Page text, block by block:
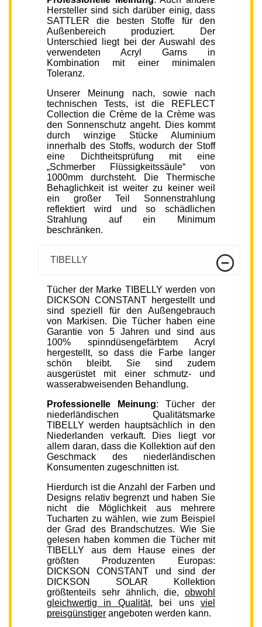
Hersteller sind sich darüber einig, dass
SATTLER die besten Stoffe für den
Außenbereich produziert. Der
Unterschied liegt bei der Auswahl des
verwendeten Acryl Garns in
Kombination mit einer minimalen
Toleranz.
Unserer Meinung nach, sowie nach
technischen Tests, ist die REFLECT
Collection die Crème de la Crème was
den Sonnenschutz angeht. Dies kommt
durch winzige Stücke Aluminium
innerhalb des Stoffs, wodurch der Stoff
eine Dichtheitsprüfung mit eine
„Schmerber Flüssigkeitssäule“ von
1000mm durchsteht. Die Thermische
Behaglichkeit ist weiter zu keiner weil
ein großer Teil Sonnenstrahlung
reflektiert wird und so schädlichen
Strahlung auf ein Minimum
beschränken.
TIBELLY
Tücher der Marke TIBELLY werden von
DICKSON CONSTANT hergestellt und
sind speziell für den Außengebrauch
von Markisen. Die Tücher haben eine
Garantie von 5 Jahren und sind aus
100% spinndüsengefärbtem Acryl
hergestellt, so dass die Farbe langer
schön bleibt. Sie sind zudem
ausgerüstet mit einer schmutz- und
wasserabweisenden Behandlung.
Professionelle Meinung: Tücher der
niederländischen Qualitätsmarke
TIBELLY werden hauptsächlich in den
Niederlanden verkauft. Dies liegt vor
allem daran, dass die Kollektion auf den
Geschmack des niederländischen
Konsumenten zugeschnitten ist.
Hierdurch ist die Anzahl der Farben und
Designs relativ begrenzt und haben Sie
nicht die Möglichkeit aus mehrere
Tucharten zu wählen, wie zum Beispiel
der Grad des Brandschutzes. Wie Sie
gelesen haben kommen die Tücher mit
TIBELLY aus dem Hause eines der
größten Produzenten Europas:
DICKSON CONSTANT und sind der
DICKSON SOLAR Kollektion
größtenteils sehr ähnlich, die, obwohl
gleichwertig in Qualität, bei unsviel
preisgünstiger angeboten werden kann.